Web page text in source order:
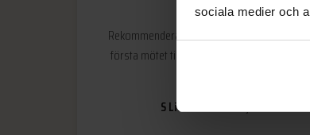
sociala medier och
Rekommenderas! Fint och kunnigt
första mötet till installation. Tveka inte att
S Lindblom Saltsjöbaden